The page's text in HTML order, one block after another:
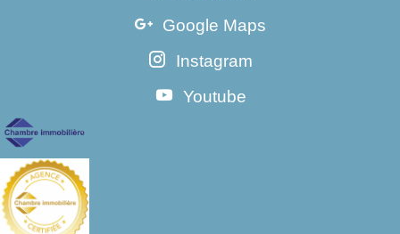
Google Maps
Instagram
Youtube